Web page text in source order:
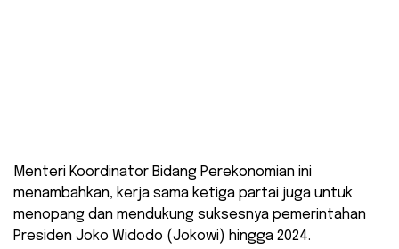
Menteri Koordinator Bidang Perekonomian ini
menambahkan, kerja sama ketiga partai juga untuk
menopang dan mendukung suksesnya pemerintahan
Presiden Joko Widodo (Jokowi) hingga 2024.